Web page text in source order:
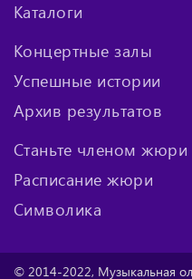
Каталоги
Концертные залы
Успешные истории
Архив результатов
Станьте членом жюри
Расписание жюри
Символика
© 2014-2022, Музыкальная